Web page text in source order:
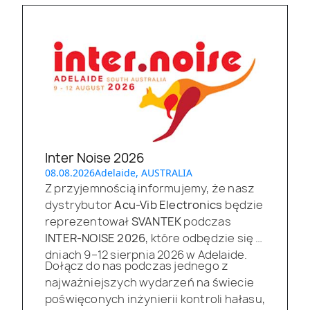
Inter Noise 2026
08.08.2026Adelaide, AUSTRALIA
Z przyjemnością informujemy, że nasz
dystrybutorAcu-Vib Electronics będzie
reprezentowałSVANTEKpodczas
INTER-NOISE 2026, które odbędzie się w
dniach 9–12 sierpnia 2026 w Adelaide.
Dołącz do nas podczas jednego z
najważniejszych wydarzeń na świecie
poświęconych inżynierii kontroli hałasu,